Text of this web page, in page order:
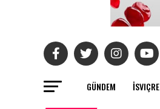
GÜNDEM İSVIÇRE